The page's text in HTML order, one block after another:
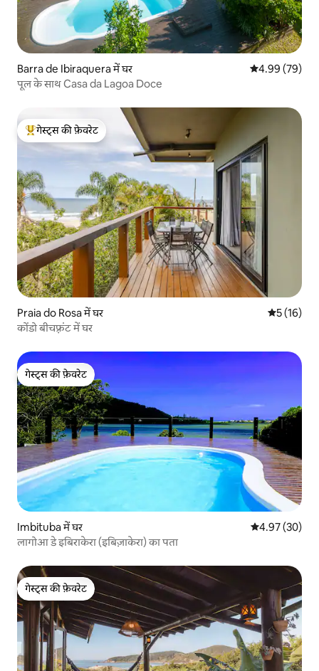
Barra de Ibiraquera में घर औसत रेटिंग 5 में
4.99 (79)
पूल के साथ Casa da Lagoa Doce
गेस्ट्स का टॉप फ़ेवरेट
गेस्ट्स की फ़ेवरेट
Praia do Rosa में घर औसत रेटिंग
5 (16)
कोंडो बीचफ़्रंट में घर
गेस्ट्स की फ़ेवरेट
गेस्ट्स की फ़ेवरेट
Imbituba में घर औसत रेटिंग 5 में
4.97 (30)
लागोआ डे इबिराकेरा (इबिज़ाकेरा) का पता
गेस्ट्स की फ़ेवरेट
गेस्ट्स की फ़ेवरेट